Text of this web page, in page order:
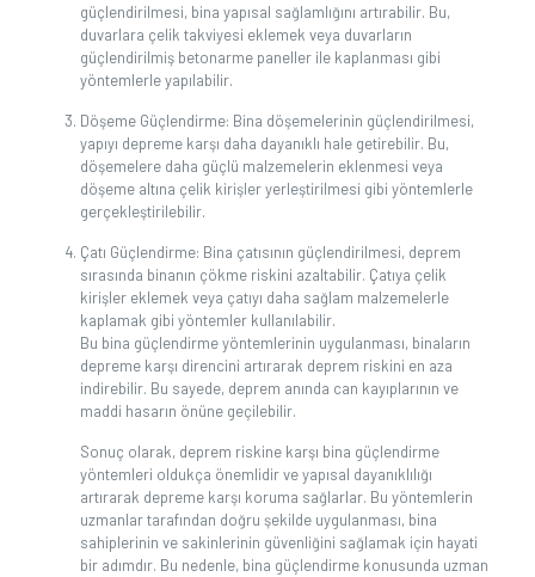
güçlendirilmesi, bina ⁣yapısal sağlamlığını artırabilir. Bu,
duvarlara çelik takviyesi eklemek veya duvarların
güçlendirilmiş betonarme paneller ile kaplanması gibi
yöntemlerle yapılabilir.
Döşeme Güçlendirme: Bina döşemelerinin güçlendirilmesi,
yapıyı‌ depreme karşı daha dayanıklı⁣ hale⁢ getirebilir. Bu,
döşemelere daha güçlü malzemelerin eklenmesi veya
‌döşeme altına çelik kirişler⁤ yerleştirilmesi ⁤gibi yöntemlerle
gerçekleştirilebilir.
Çatı Güçlendirme: Bina çatısının güçlendirilmesi, deprem
sırasında binanın çökme riskini azaltabilir. Çatıya çelik​
kirişler eklemek veya⁤ çatıyı daha sağlam malzemelerle
kaplamak gibi yöntemler kullanılabilir.
Bu bina güçlendirme yöntemlerinin uygulanması, binaların
depreme karşı direncini artırarak deprem‍ riskini en aza
indirebilir. Bu sayede, deprem‌ anında can kayıplarının ve
maddi hasarın önüne geçilebilir.
Sonuç‍ olarak, deprem riskine karşı bina güçlendirme
yöntemleri oldukça önemlidir⁣ ve yapısal ​dayanıklılığı
artırarak depreme karşı koruma sağlarlar. Bu ‍yöntemlerin
uzmanlar tarafından doğru ⁢şekilde uygulanması, bina
sahiplerinin ve sakinlerinin‍ güvenliğini sağlamak için‍ hayati
bir adımdır. Bu nedenle, bina güçlendirme konusunda uzman